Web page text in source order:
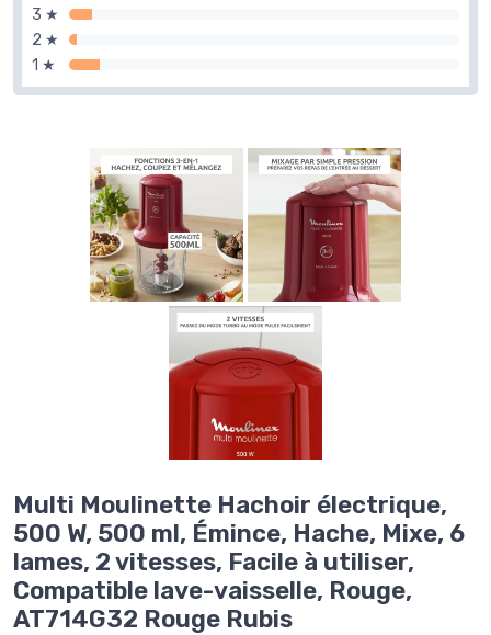
3 ★
2 ★
1 ★
Multi Moulinette Hachoir électrique,
500 W, 500 ml, Émince, Hache, Mixe, 6
lames, 2 vitesses, Facile à utiliser,
Compatible lave-vaisselle, Rouge,
AT714G32 Rouge Rubis